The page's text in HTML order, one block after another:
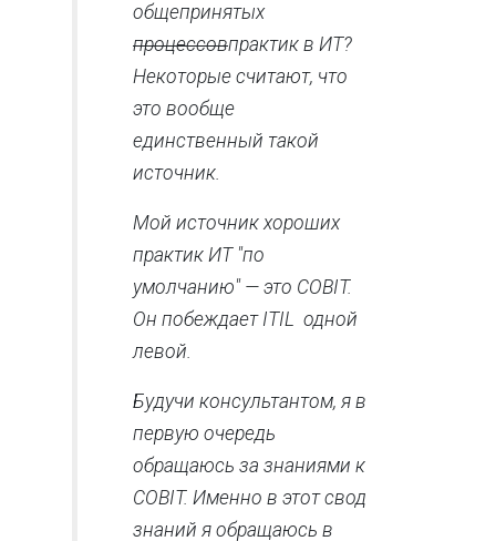
общепринятых
процессовпрактик в ИТ?
Некоторые считают, что
это вообще
единственный такой
источник.
Мой источник хороших
практик ИТ "по
умолчанию" — это COBIT.
Он побеждает ITIL одной
левой.
Будучи консультантом, я в
первую очередь
обращаюсь за знаниями к
COBIT. Именно в этот свод
знаний я обращаюсь в